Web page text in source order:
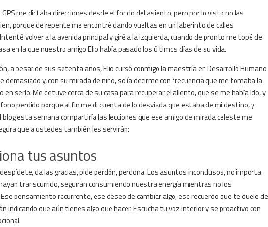
me dictaba direcciones desde el fondo del asiento, pero por lo visto no las
porque de repente me encontré dando vueltas en un laberinto de calles
volver a la avenida principal y giré a la izquierda, cuando de pronto me topé de
en la que nuestro amigo Elio había pasado los últimos días de su vida.
a pesar de sus setenta años, Elio cursó conmigo la maestría en Desarrollo Humano
demasiado y, con su mirada de niño, solía decirme con frecuencia que me tomaba la
en serio. Me detuve cerca de su casa para recuperar el aliento, que se me había ido, y
perdido porque al fin me di cuenta de lo desviada que estaba de mi destino, y
blog esta semana compartiría las lecciones que ese amigo de mirada celeste me
que a ustedes también les servirán:
tus asuntos
da las gracias, pide perdón, perdona. Los asuntos inconclusos, no importa
transcurrido, seguirán consumiendo nuestra energía mientras no los
pensamiento recurrente, ese deseo de cambiar algo, ese recuerdo que te duele de
indicando que aún tienes algo que hacer. Escucha tu voz interior y se proactivo con